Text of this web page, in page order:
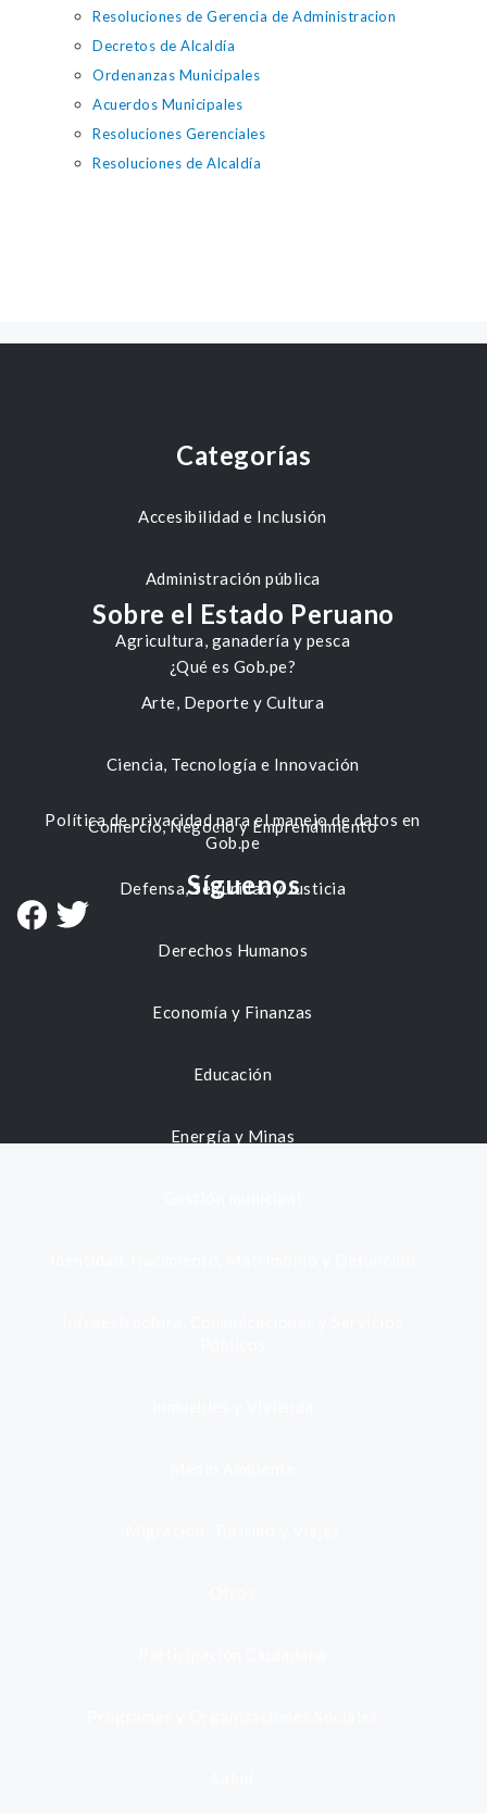
Resoluciones de Gerencia de Administracion
Decretos de Alcaldía
Ordenanzas Municipales
Acuerdos Municipales
Resoluciones Gerenciales
Resoluciones de Alcaldía
Categorías
Accesibilidad e Inclusión
Administración pública
Agricultura, ganadería y pesca
Arte, Deporte y Cultura
Ciencia, Tecnología e Innovación
Comercio, Negocio y Emprendimiento
Defensa, Seguridad y Justicia
Derechos Humanos
Economía y Finanzas
Educación
Energía y Minas
Sobre el Estado Peruano
¿Qué es Gob.pe?
Política de privacidad para el manejo de datos en
Gob.pe
Síguenos